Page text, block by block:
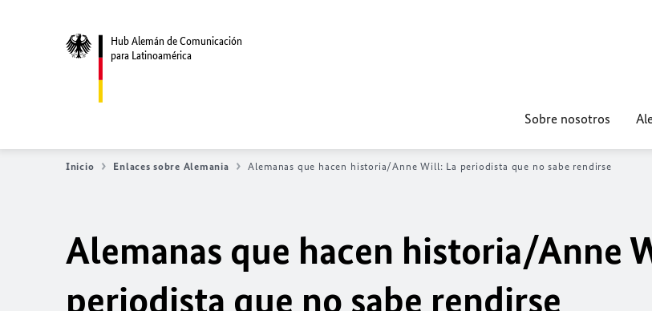
Hub Alemán de Comunicación
para Latinoamérica
Sobre nosotros
Inicio Enlaces sobre Alemania Alemanas que hacen historia/Anne Will: La periodista que no sabe rendirse
Alemanas que hacen historia/Anne
periodista que no sabe rendirse